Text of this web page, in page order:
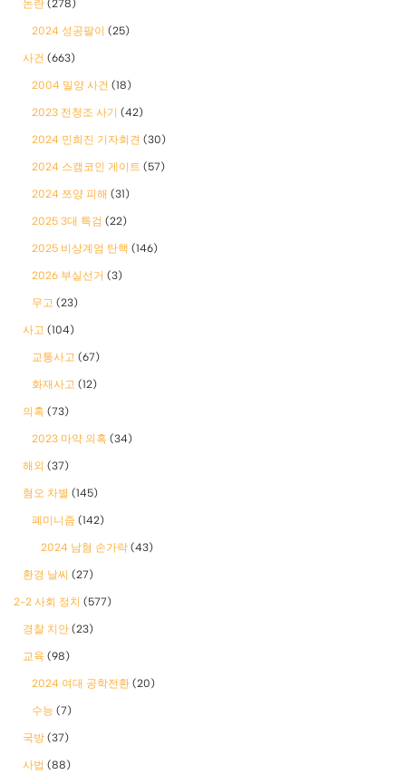
논란 (278)
2024 성공팔이 (25)
사건 (663)
2004 밀양 사건 (18)
2023 전청조 사기 (42)
2024 민희진 기자회견 (30)
2024 스캠코인 게이트 (57)
2024 쯔양 피해 (31)
2025 3대 특검 (22)
2025 비상계엄 탄핵 (146)
2026 부실선거 (3)
무고 (23)
사고 (104)
교통사고 (67)
화재사고 (12)
의혹 (73)
2023 마약 의혹 (34)
해외 (37)
혐오 차별 (145)
폐미니즘 (142)
2024 남혐 손가락 (43)
환경 날씨 (27)
2-2 사회 정치 (577)
경찰 치안 (23)
교육 (98)
2024 여대 공학전환 (20)
수능 (7)
국방 (37)
사법 (88)